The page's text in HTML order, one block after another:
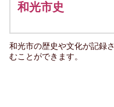
和光市史
和光市の歴史や文化が記録
むことができます。